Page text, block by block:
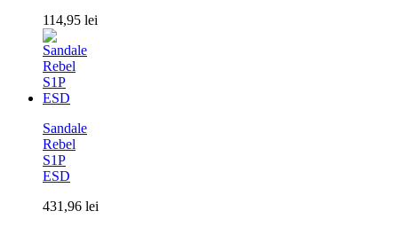
114,95 lei
Sandale
Rebel
S1P
ESD
431,96 lei